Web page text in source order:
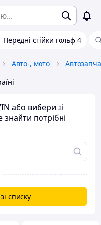
Передні стійки гольф 4
Авто-, мото
або вибери зі
потрібні
списку